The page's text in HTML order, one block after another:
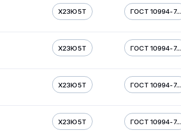
Х23Ю5Т ГОСТ 10994-7...
Х23Ю5Т ГОСТ 10994-7...
Х23Ю5Т ГОСТ 10994-7...
Х23Ю5Т ГОСТ 10994-7...